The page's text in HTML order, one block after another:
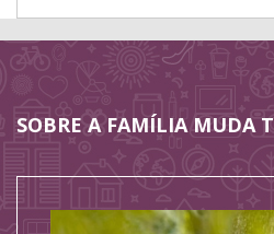
SOBRE A FAMÍLIA MUDA